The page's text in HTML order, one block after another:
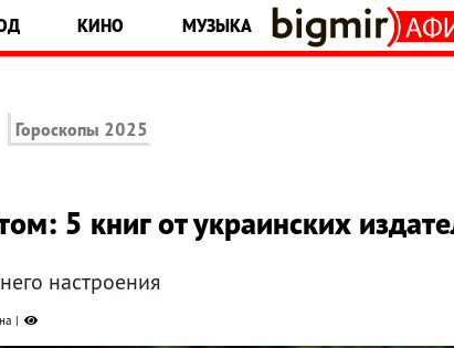
КИНО МУЗЫКА
Гороскопы 2025
5 книг от украинских
настроения